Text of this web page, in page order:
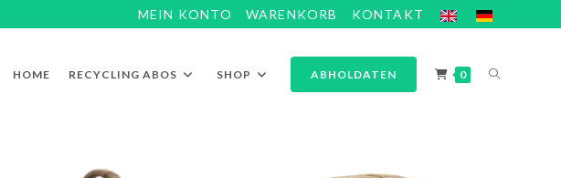
MEIN KONTO WARENKORB KONTAKT
HOME RECYCLING ABOS SHOP ABHOLDATEN 0